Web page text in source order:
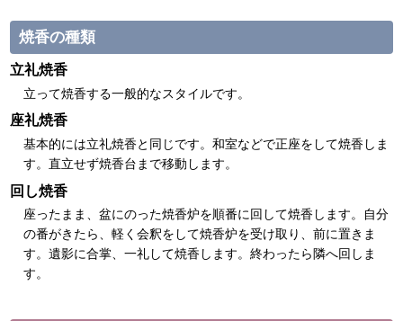
焼香の種類
立礼焼香
立って焼香する一般的なスタイルです。
座礼焼香
基本的には立礼焼香と同じです。和室などで正座をして焼香しま
す。直立せず焼香台まで移動します。
回し焼香
座ったまま、盆にのった焼香炉を順番に回して焼香します。自分
の番がきたら、軽く会釈をして焼香炉を受け取り、前に置きま
す。遺影に合掌、一礼して焼香します。終わったら隣へ回しま
す。